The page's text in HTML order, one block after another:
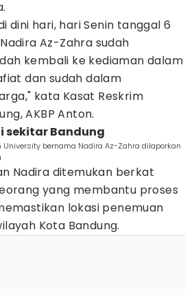
dini hari, hari Senin tanggal 6
Az-Zahra sudah
kembali ke kediaman dalam
dan sudah dalam
kata Kasat Reskrim
AKBP Anton.
sekitar Bandung
University bernama Nadira Az-Zahra dilaporkan
Nadira ditemukan berkat
yang membantu proses
lokasi penemuan
Kota Bandung.